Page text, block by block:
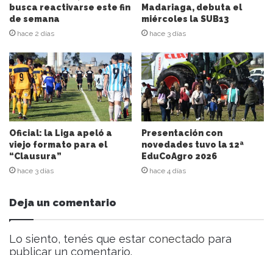
ó
n
d
c
o
r
r
e
o
e
l
e
c
ó
n
i
c
busca reactivarse este fin
de semana
hace 2 días
Madariaga, debuta el
miércoles la SUB13
hace 3 días
Oficial: la Liga apeló a
viejo formato para el
“Clausura”
hace 3 días
Presentación con
novedades tuvo la 12ª
EduCoAgro 2026
hace 4 días
Deja un comentario
Lo siento, tenés que estar conectado para
publicar un comentario.